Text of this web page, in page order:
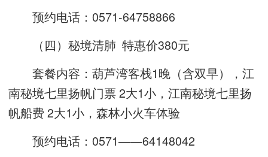
预约电话：0571-64758866
（四）秘境清肺 特惠价380元
套餐内容：葫芦湾客栈1晚（含双早），江
南秘境七里扬帆门票 2大1小，江南秘境七里扬
帆船费 2大1小，森林小火车体验
预约电话：0571——64148042